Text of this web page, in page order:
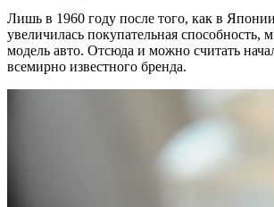
Лишь в 1960 году после того, как в
увеличилась покупательная способность,
модель авто. Отсюда и можно считать
всемирно известного бренда.